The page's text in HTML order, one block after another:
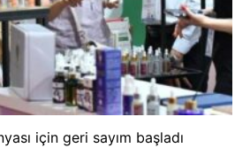
için geri sayım başladı